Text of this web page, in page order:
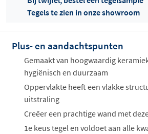
Offertes
ophalen...
Tegels te zien in onze showroom
Plus- en aandachtspunten
Gemaakt van hoogwaardig
hygiënisch en duurzaam
Oppervlakte heeft een vlakke
uitstraling
Creëer een prachtige wand met
1e keus tegel en voldoet aan alle